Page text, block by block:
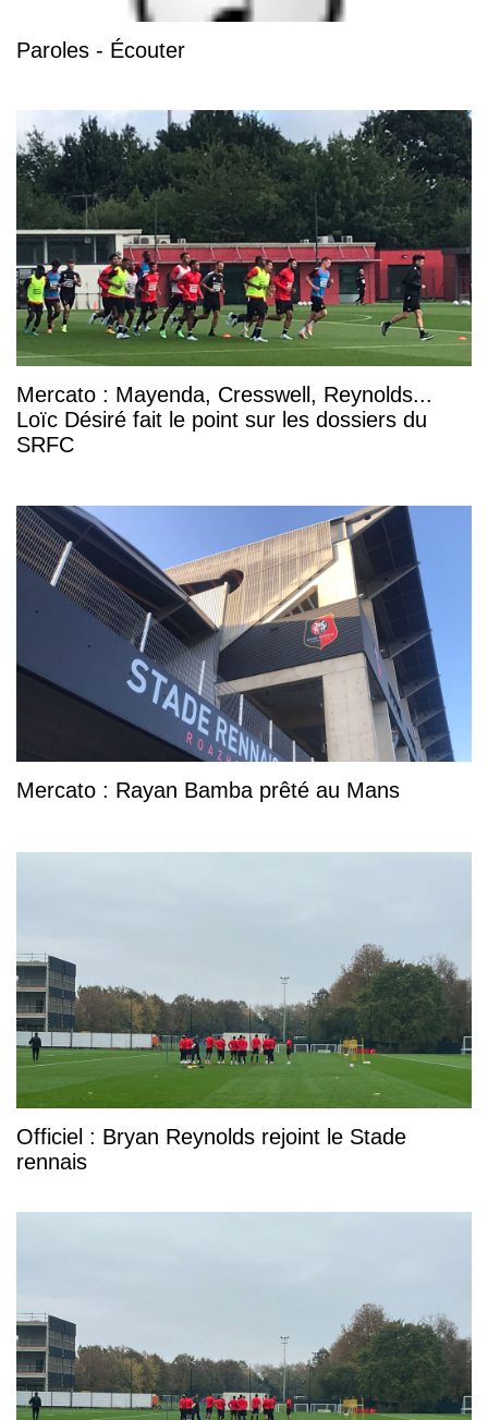
Paroles - Écouter
Mercato : Mayenda, Cresswell, Reynolds...
Loïc Désiré fait le point sur les dossiers du
SRFC
Mercato : Rayan Bamba prêté au Mans
Officiel : Bryan Reynolds rejoint le Stade
rennais